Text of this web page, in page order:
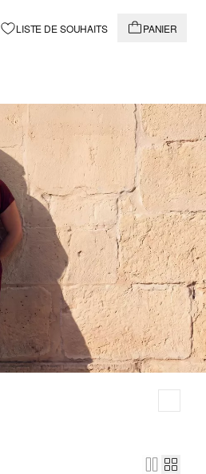
LISTE DE SOUHAITS PANIER